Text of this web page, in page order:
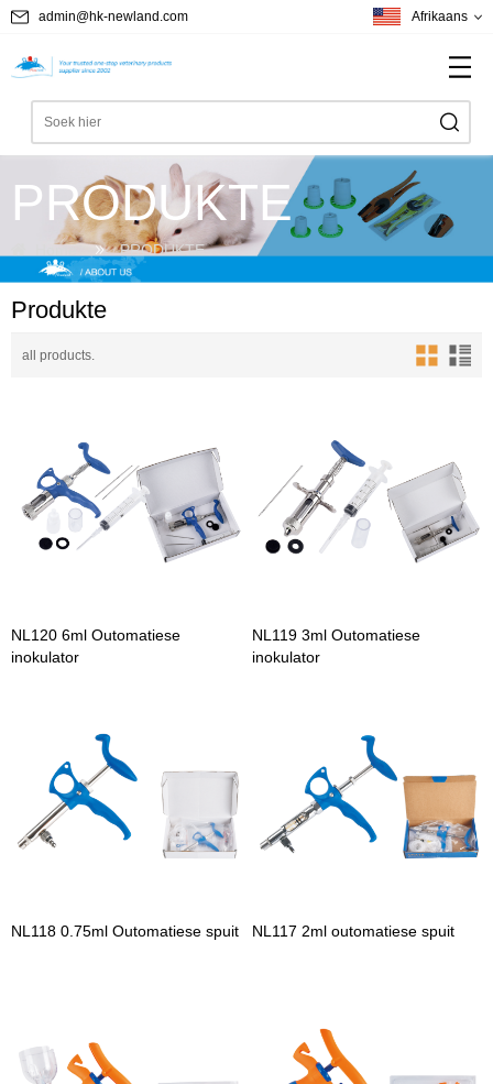
admin@hk-newland.com Afrikaans
PRODUKTE
Home PRODUKTE
Produkte
all products.
NL120 6ml Outomatiese
inokulator
NL119 3ml Outomatiese
inokulator
NL118 0.75ml Outomatiese spuit NL117 2ml outomatiese spuit